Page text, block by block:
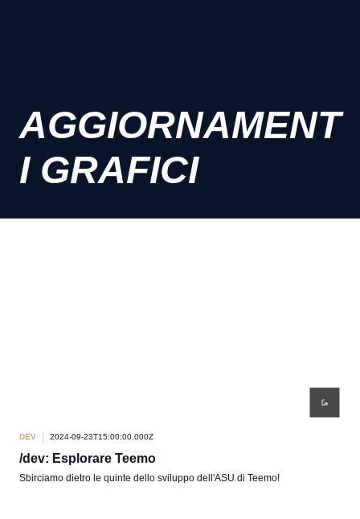
AGGIORNAMENT
I GRAFICI
DEV 2024-09-23T15:00:00.000Z
/dev: Esplorare Teemo
Sbirciamo dietro le quinte dello sviluppo dell'ASU di Teemo!